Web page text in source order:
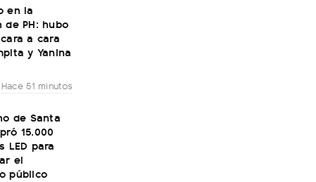
en la
de PH: hubo
a cara
y Yanina
Hace 51 minutos
de Santa
15.000
LED para
el
público